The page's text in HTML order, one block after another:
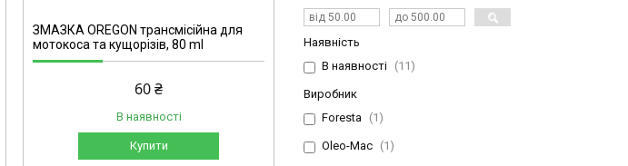
ЗМАЗКА OREGON трансмісійна для
мотокоса та кущорізів, 80 ml
60 ₴
В наявності
Купити
Наявність
В наявності
11
Виробник
Foresta
1
Oleo-Mac 1